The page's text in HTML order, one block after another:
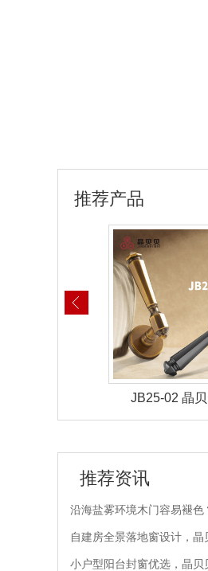
推荐产品
JB25-02 晶
推荐资讯
沿海盐雾环境木门容易褪
自建房全景落地窗设计，
小户型阳台封窗优选，晶